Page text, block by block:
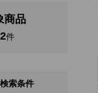
商品
件
索条件